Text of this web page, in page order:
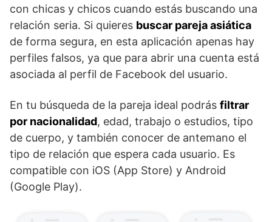
con chicas y chicos cuando estás buscando una
relación seria. Si quieres buscar pareja asiática
de forma segura, en esta aplicación apenas hay
perfiles falsos, ya que para abrir una cuenta está
asociada al perfil de Facebook del usuario.
En tu búsqueda de la pareja ideal podrás filtrar
por nacionalidad, edad, trabajo o estudios, tipo
de cuerpo, y también conocer de antemano el
tipo de relación que espera cada usuario. Es
compatible con iOS (App Store) y Android
(Google Play).